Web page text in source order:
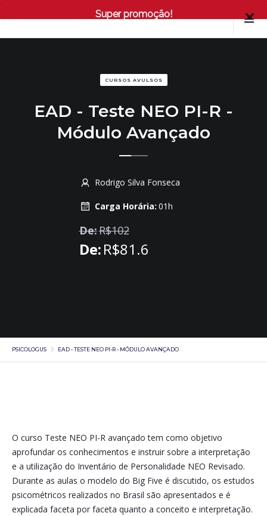
Super promoção!
CURSOS AVULSOS
EAD - Teste NEO PI-R -
Módulo Avançado
Rodrigo Silva Fonseca
Carga Horária: 01h
De:R$102
De:R$81.6
PSICOLOGUS EAD - TESTE NEO PI-R - MÓDULO AVANÇADO
O curso Teste NEO PI-R avançado tem como objetivo
aprofundar os conhecimentos e instruir sobre a interpretação
e a utilização do Inventário de Personalidade NEO Revisado.
Durante as aulas o modelo do Big Five é discutido, os estudos
psicométricos realizados no Brasil são apresentados e é
explicada faceta por faceta quanto a conceito e interpretação.